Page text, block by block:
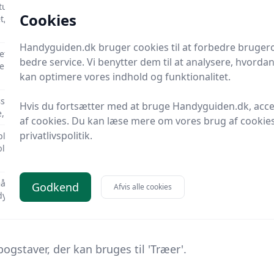
pubescens) kendes på sin karakteristiske hvide bark med
elastisk ved, velegnet til finer, møbler, gulvbrædder og til
med mørkegrønne nåle og hængende grønbrune kogler. Det
til juletræer. Træet er let og anvendes til papir, emballage og
ofte som busk, men kan vokse træagtigt med en enkelt
hvide blomster og sorte bær, der bruges til sirup, saft og
har hjerteformede blade og duftende, gule blomster,
let bearbejdeligt træ, populært til udskæring, møbler og som
der kaster nålene om efteråret og har bløde, lysegrønne
over for råd, ofte anvendt til udendørs beklædning,
der kan bruges til 'Træer'.
Cookies
Handyguiden.dk bruger cookies til at forbedre
bedre service. Vi benytter dem til at analysere,
kan optimere vores indhold og funktionalitet.
Hvis du fortsætter med at bruge Handyguiden.dk,
af cookies. Du kan læse mere om vores brug af
privatlivspolitik.
Godkend Afvis alle cookies